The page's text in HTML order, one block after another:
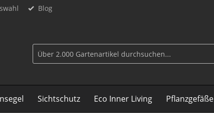
Blog
Sichtschutz Eco Inner Living Pflanzgefäße